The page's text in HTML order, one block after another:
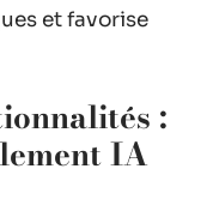
et favorise
:
IA